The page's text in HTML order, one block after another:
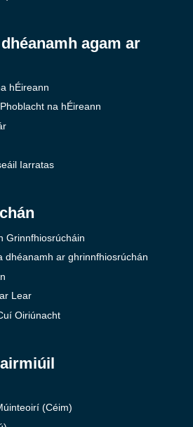
agam ar
hÉireann
na hÉireann
Iarratas
Grinnfhiosrúcháin
dhéanamh ar ghrinnfhiosrúchán
Lear
Oiriúnacht
(Céim)